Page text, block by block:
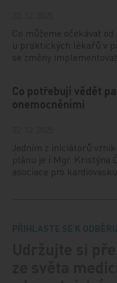
Co můžeme očekávat
u praktických lékařů v
se změny
Co potřebují vědět
onemocněními
Jedním z iniciátorů
plánu je i Mgr. Kristýna
asociace pro
PŘIHLASTE SE K